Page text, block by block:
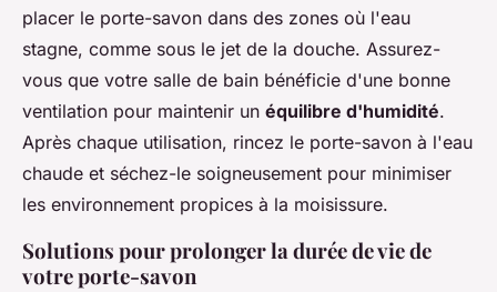
placer le porte-savon dans des zones où l'eau
stagne, comme sous le jet de la douche. Assurez-
vous que votre salle de bain bénéficie d'une bonne
ventilation pour maintenir un équilibre d'humidité.
Après chaque utilisation, rincez le porte-savon à l'eau
chaude et séchez-le soigneusement pour minimiser
les environnement propices à la moisissure.
Solutions pour prolonger la durée de vie de
votre porte-savon